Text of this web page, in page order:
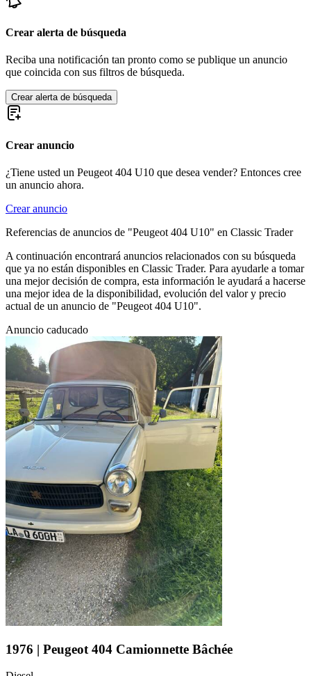
Crear alerta de búsqueda
Reciba una notificación tan pronto como se publique un anuncio
que coincida con sus filtros de búsqueda.
Crear alerta de búsqueda
Crear anuncio
¿Tiene usted un Peugeot 404 U10 que desea vender? Entonces cree
un anuncio ahora.
Crear anuncio
Referencias de anuncios de "Peugeot 404 U10" en Classic Trader
A continuación encontrará anuncios relacionados con su búsqueda
que ya no están disponibles en Classic Trader. Para ayudarle a tomar
una mejor decisión de compra, esta información le ayudará a hacerse
una mejor idea de la disponibilidad, evolución del valor y precio
actual de un anuncio de "Peugeot 404 U10".
Anuncio caducado
1976 | Peugeot 404 Camionnette Bâchée